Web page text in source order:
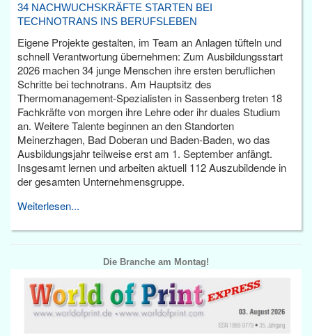
34 NACHWUCHSKRÄFTE STARTEN BEI
TECHNOTRANS INS BERUFSLEBEN
Eigene Projekte gestalten, im Team an Anlagen tüfteln und
schnell Verantwortung übernehmen: Zum Ausbildungsstart
2026 machen 34 junge Menschen ihre ersten beruflichen
Schritte bei technotrans. Am Hauptsitz des
Thermomanagement-Spezialisten in Sassenberg treten 18
Fachkräfte von morgen ihre Lehre oder ihr duales Studium
an. Weitere Talente beginnen an den Standorten
Meinerzhagen, Bad Doberan und Baden-Baden, wo das
Ausbildungsjahr teilweise erst am 1. September anfängt.
Insgesamt lernen und arbeiten aktuell 112 Auszubildende in
der gesamten Unternehmensgruppe.
Weiterlesen...
Die Branche am Montag!